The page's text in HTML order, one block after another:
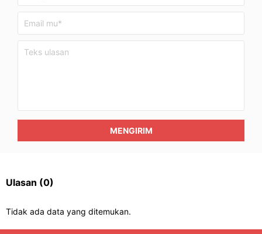
MENGIRIM
Ulasan (0)
Tidak ada data yang ditemukan.